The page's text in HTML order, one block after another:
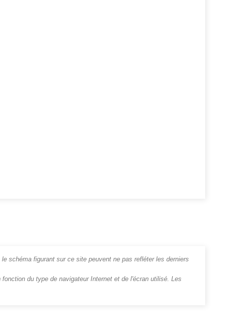
schéma figurant sur ce site peuvent ne pas refléter les derniers
du type de navigateur Internet et de l'écran utilisé. Les